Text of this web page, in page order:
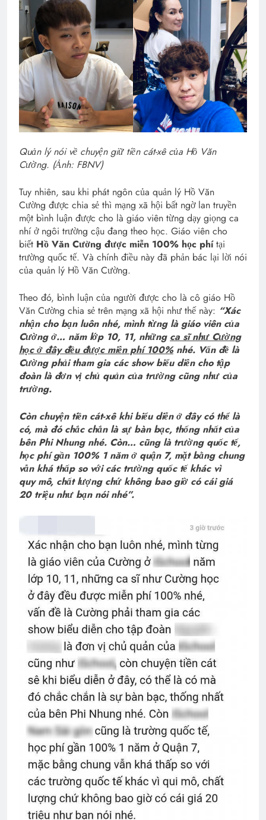
Quản lý nói về chuyện giữ tiền cát-xê của Hồ Văn
Cường. (Ảnh: FBNV)
Tuy nhiên, sau khi phát ngôn của quản lý Hồ Văn
Cường được chia sẻ thì mạng xã hội bất ngờ lan truyền
một bình luận được cho là giáo viên từng dạy giọng ca
nhí ở ngôi trường cậu đang theo học. Giáo viên cho
biết Hồ Văn Cường được miễn 100% học phítại
trường quốc tế. Và chính điều này đã phản bác lại lời nói
của quản lý Hồ Văn Cường.
Theo đó, bình luận của người được cho là cô giáo Hồ
Văn Cường chia sẻ trên mạng xã hội như thế này: “Xác
nhận cho bạn luôn nhé, mình từng là giáo viên của
Cường ở… năm lớp 10, 11, những ca sĩ như Cường
học ở đây đều được miễn phí 100% nhé. Vấn đề là
Cường phải tham gia các show biểu diễn cho tập
đoàn là đơn vị chủ quản của trường cũng như của
trường.
Còn chuyện tiền cát-xê khi biểu diễn ở đây có thể là
có, mà đó chắc chắn là sự bàn bạc, thống nhất của
bên Phi Nhung nhé. Còn… cũng là trường quốc tế,
học phí gần 100% 1 năm ở quận 7, mặt bằng chung
vẫn khá thấp so với các trường quốc tế khác vì
quy mô, chất lượng chứ không bao giờ có cái giá
20 triệu như bạn nói nhé”.